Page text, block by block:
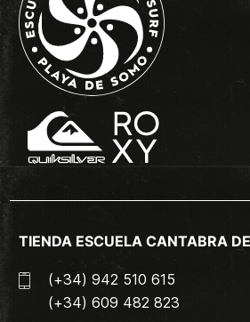
TIENDA ESCUELA CANTABRA
(+34) 942 510 615
(+34) 609 482 823